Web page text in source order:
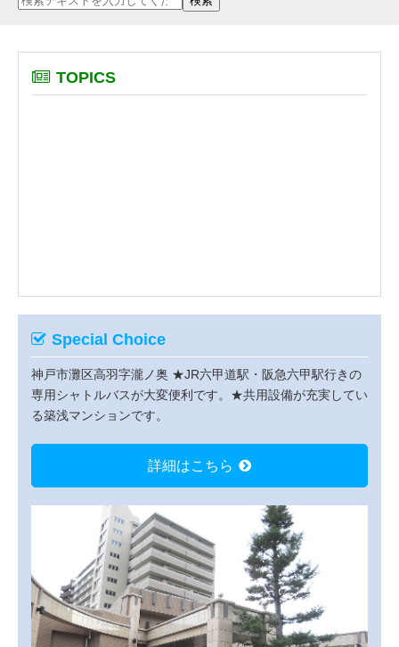
TOPICS
Special Choice
神戸市灘区高羽字瀧ノ奥 ★JR六甲道駅・阪急六甲駅行きの
専用シャトルバスが大変便利です。★共用設備が充実してい
る築浅マンションです。
詳細はこちら